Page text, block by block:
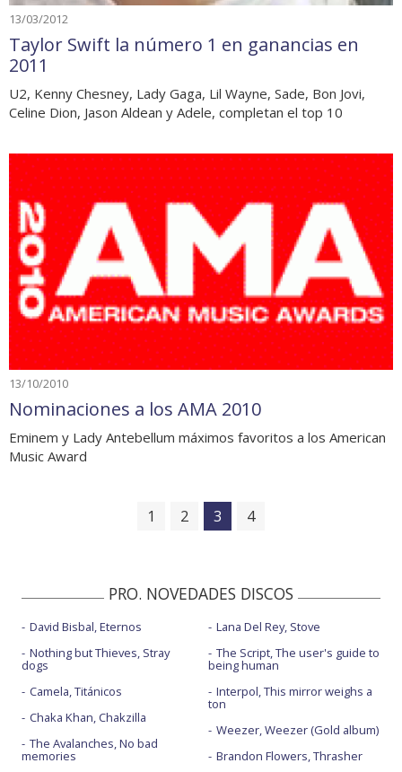
13/03/2012
Taylor Swift la número 1 en ganancias en
2011
U2, Kenny Chesney, Lady Gaga, Lil Wayne, Sade, Bon Jovi,
Celine Dion, Jason Aldean y Adele, completan el top 10
13/10/2010
Nominaciones a los AMA 2010
Eminem y Lady Antebellum máximos favoritos a los American
Music Award
1 2 3 4
PRO. NOVEDADES DISCOS
David Bisbal, Eternos
Nothing but Thieves, Stray
dogs
Camela, Titánicos
Chaka Khan, Chakzilla
The Avalanches, No bad
memories
Lana Del Rey, Stove
The Script, The user's guide to
being human
Interpol, This mirror weighs a
ton
Weezer, Weezer (Gold album)
Brandon Flowers, Thrasher